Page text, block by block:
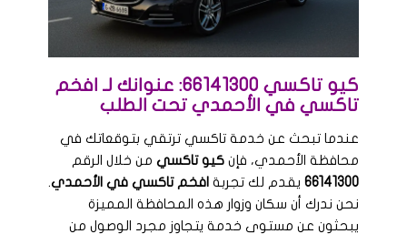
كيو تاكسي 66141300: عنوانك لـ افخم
تاكسي في الأحمدي تحت الطلب
عندما تبحث عن خدمة تاكسي ترتقي بتوقعاتك في
محافظة الأحمدي، فإن كيو تاكسيمن خلال الرقم
66141300يقدم لك تجربة افخم تاكسي في الأحمدي.
نحن ندرك أن سكان وزوار هذه المحافظة المميزة
يبحثون عن مستوى خدمة يتجاوز مجرد الوصول من